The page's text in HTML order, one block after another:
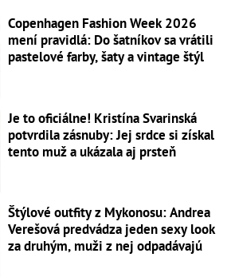
Copenhagen Fashion Week 2026
mení pravidlá: Do šatníkov sa vrátili
pastelové farby, šaty a vintage štýl
Je to oficiálne! Kristína Svarinská
potvrdila zásnuby: Jej srdce si získal
tento muž a ukázala aj prsteň
Štýlové outfity z Mykonosu: Andrea
Verešová predvádza jeden sexy look
za druhým, muži z nej odpadávajú